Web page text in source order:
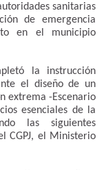
sanitarias
de emergencia
en el municipio
la instrucción
el diseño de un
extrema -Escenario
esenciales de la
las siguientes
CGPJ, el Ministerio